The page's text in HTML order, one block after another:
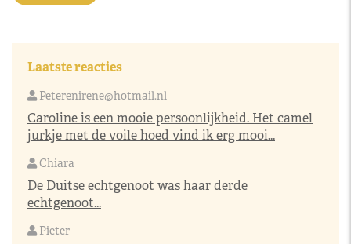
Laatste reacties
Peterenirene@hotmail.nl
Caroline is een mooie persoonlijkheid. Het camel
jurkje met de voile hoed vind ik erg mooi...
Chiara
De Duitse echtgenoot was haar derde
echtgenoot...
Pieter